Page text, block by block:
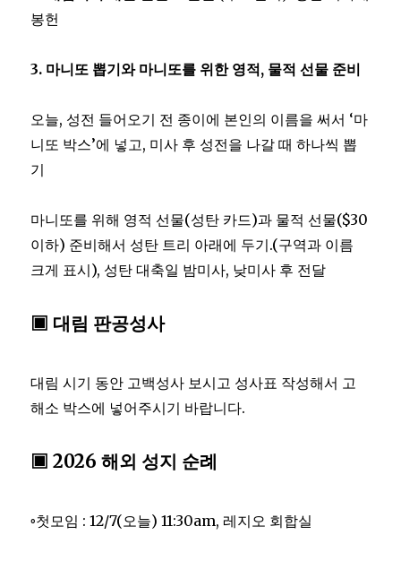
봉헌
3. 마니또 뽑기와 마니또를 위한 영적, 물적 선물 준비
오늘, 성전 들어오기 전 종이에 본인의 이름을 써서 ‘마
니또 박스’에 넣고, 미사 후 성전을 나갈 때 하나씩 뽑
기
마니또를 위해 영적 선물(성탄 카드)과 물적 선물($30
이하) 준비해서 성탄 트리 아래에 두기.(구역과 이름
크게 표시), 성탄 대축일 밤미사, 낮미사 후 전달
▣ 대림 판공성사
대림 시기 동안 고백성사 보시고 성사표 작성해서 고
해소 박스에 넣어주시기 바랍니다.
▣ 2026 해외 성지 순례
◦첫모임 : 12/7(오늘) 11:30am, 레지오 회합실